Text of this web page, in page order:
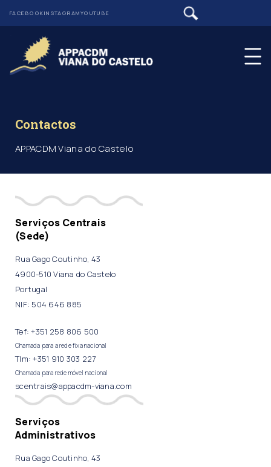
FACEBOOKINSTAGRAMYOUTUBE
Contactos
APPACDM Viana do Castelo
Serviços Centrais
(Sede)
Rua Gago Coutinho, 43
4900-510 Viana do Castelo
Portugal
NIF: 504 646 885
Tef: +351 258 806 500
Chamada para a rede fixa nacional
Tlm: +351 910 303 227
Chamada para rede móvel nacional
scentrais@appacdm-viana.com
Serviços
Administrativos
Rua Gago Coutinho, 43